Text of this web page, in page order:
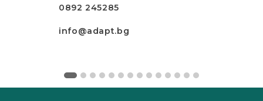
0892 245285
info@adapt.bg